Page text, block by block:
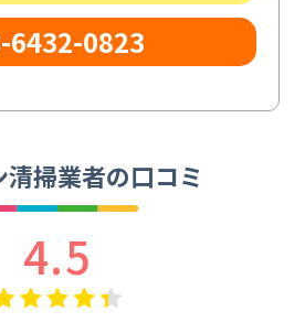
6432-0823
清掃業者の口コミ
4.5